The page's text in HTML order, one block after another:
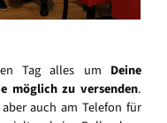
Tag alles um Deine
möglich zu versenden.
auch am Telefon für